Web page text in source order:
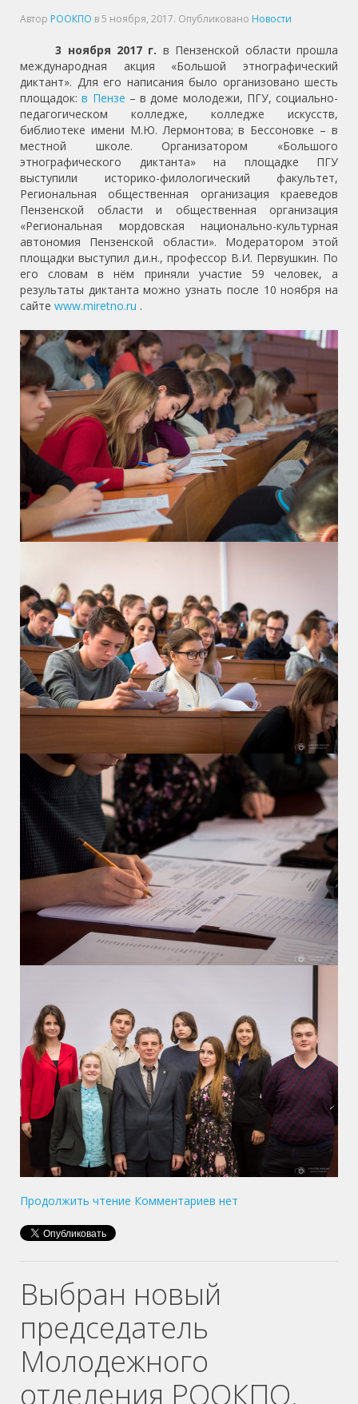
Автор РООКПО в5 ноября, 2017. Опубликовано Новости
3 ноября 2017 г. в Пензенской области прошла
международная акция «Большой этнографический
диктант». Для его написания было организовано шесть
площадок:в Пензе – в доме молодежи, ПГУ, социально-
педагогическом колледже, колледже искусств,
библиотеке имени М.Ю. Лермонтова; в Бессоновке – в
местной школе. Организатором «Большого
этнографического диктанта» на площадке ПГУ
выступили историко-филологический факультет,
Региональная общественная организация краеведов
Пензенской области и общественная организация
«Региональная мордовская национально-культурная
автономия Пензенской области». Модератором этой
площадки выступил д.и.н., профессор В.И. Первушкин. По
его словам в нём приняли участие 59 человек, а
результаты диктанта можно узнать после 10 ноября на
сайте www.miretno.ru .
Продолжить чтение Комментариев нет
Выбран новый
председатель
Молодежного
отделения РООКПО.